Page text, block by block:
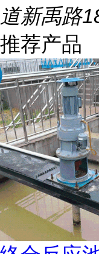
道新禹路
推荐产品